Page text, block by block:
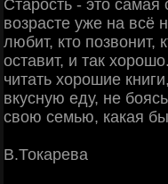
Старость - это самая
возрасте уже на всё
любит, кто позвонит,
оставит, и так
читать хорошие
вкусную еду, не
свою семью, какая
В.Токарева